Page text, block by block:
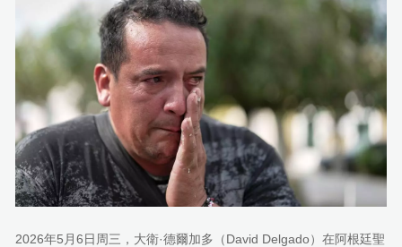
2026年5月6日周三，大衛·德爾加多（David Delgado）在阿根廷聖